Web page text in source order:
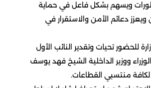
ويسهم بشكل فاعل في حماية
دعائم الأمن والاستقرار في
للحضور تحيات وتقدير النائب الأول
ووزير الداخلية الشيخ فهد يوسف
منتسبي القطاعات.